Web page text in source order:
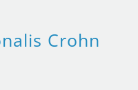
Crohn